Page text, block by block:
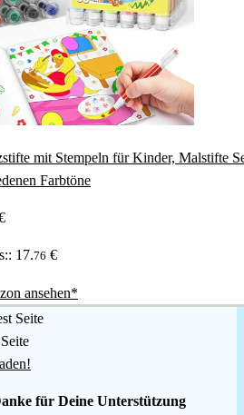
mit Stempeln für Kinder, Malstifte
Farbtöne
17.76 €
ansehen*
für Deine Unterstützung